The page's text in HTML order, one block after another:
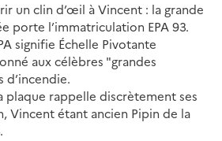
un clin d’œil à Vincent : la grande
porte l’immatriculation EPA 93.
signifie Échelle Pivotante
aux célèbres "grandes
d’incendie.
plaque rappelle discrètement ses
Vincent étant ancien Pipin de la